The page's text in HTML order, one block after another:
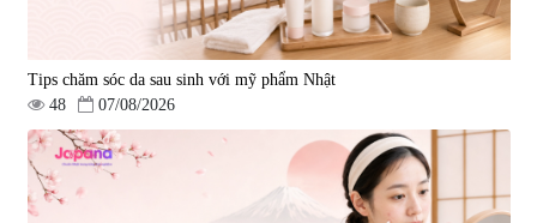
Tips chăm sóc da sau sinh với mỹ phẩm Nhật
48
07/08/2026